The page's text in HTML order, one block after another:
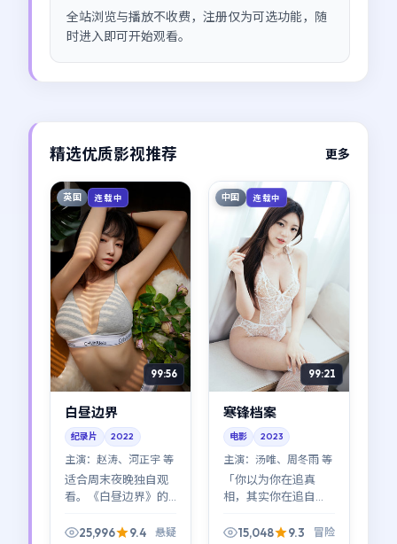
全站浏览与播放不收费，注册仅为可选功能，随
时进入即可开始观看。
精选优质影视推荐 更多
英国 连载中
99:56
白昼边界
纪录片 2022
主演： 赵涛、河正宇 等
适合周末夜晚独自观
看。《白昼边界》的
得慢，退得也慢；看
25,996 9.4 悬疑
中国 连载中
99:21
寒锋档案
电影 2023
主演： 汤唯、周冬雨 等
「你以为你在追真
相，其实你在追自
的冒险设定服务于这
15,048 9.3 冒险